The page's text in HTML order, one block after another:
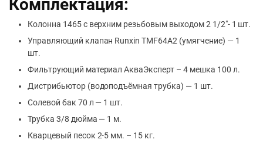
Комплектация:
Колонна 1465 с верхним резьбовым выходом 2 1/2″- 1 шт.
Управляющий клапан Runxin TMF64A2 (умягчение) — 1
шт.
Фильтрующий материалАкваЭксперт – 4 мешка 100 л.
Дистрибьютор (водоподъёмная трубка) — 1 шт.
Солевой бак 70 л — 1 шт.
Трубка 3/8 дюйма — 1 м.
Кварцевый песок 2-5 мм. – 15 кг.